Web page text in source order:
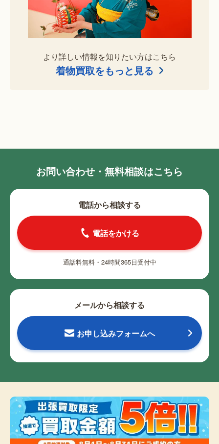
より詳しい情報を知りたい方はこちら
着物買取をもっと見る
お問い合わせ・無料相談はこちら
電話から相談する
電話をかける
通話料無料・24時間365日受付中
メールから相談する
お申し込みフォームへ